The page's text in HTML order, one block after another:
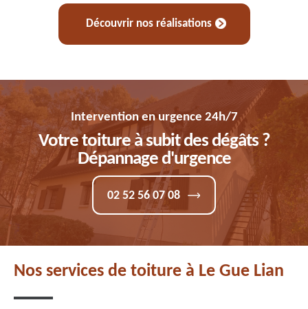
Découvrir nos réalisations
Intervention en urgence 24h/7
Votre toiture à subit des dégâts ?
Dépannage d'urgence
02 52 56 07 08
Nos services de toiture à Le Gue Lian